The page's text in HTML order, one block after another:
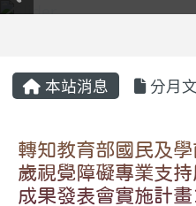
本站消息 分月
轉知教育部國民及
歲視覺障礙專業支
成果發表會實施計